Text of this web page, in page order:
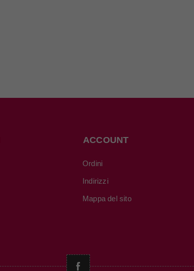
ACCOUNT
Ordini
Indirizzi
Mappa del sito